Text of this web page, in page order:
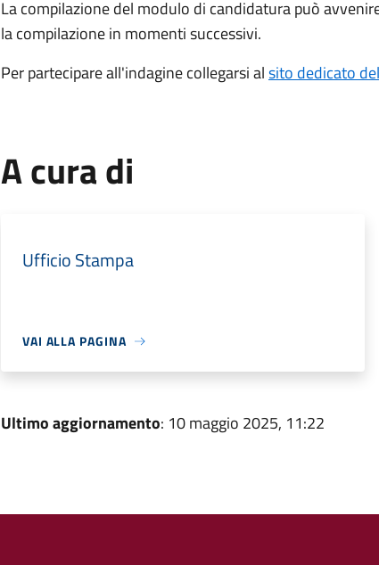
La compilazione del modulo di candidatura può
la compilazione in momenti successivi.
Per partecipare all'indagine collegarsi alsito dedicato
A cura di
Ufficio Stampa
VAI ALLA PAGINA
Ultimo aggiornamento: 10 maggio 2025, 11:22